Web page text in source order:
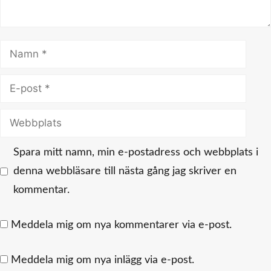
Namn
Webbplats
Spara mitt namn, min e-postadress och webbplats i
denna webbläsare till nästa gång jag skriver en
kommentar.
Meddela mig om nya kommentarer via e-post.
Meddela mig om nya inlägg via e-post.